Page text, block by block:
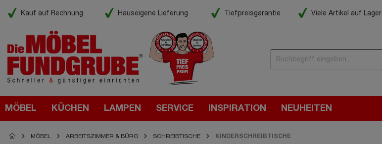
Kauf auf Rechnung Hauseigene Lieferung Tiefpreisgarantie Viele Artikel auf Lager
MÖBEL KÜCHEN LAMPEN SERVICE INSPIRATION NEUHEITEN
MÖBEL ARBEITSZIMMER & BÜRO SCHREIBTISCHE KINDERSCHREIBTISCHE